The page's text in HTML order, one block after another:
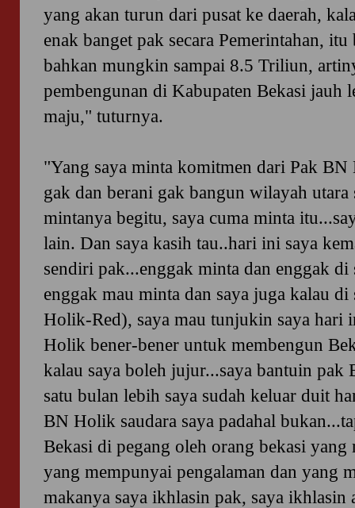
yang akan turun dari pusat ke daerah,
enak banget pak secara Pemerintahan,
bahkan mungkin sampai 8.5 Triliun,
pembengunan di Kabupaten Bekasi jauh
maju," tuturnya.
"Yang saya minta komitmen dari Pak
gak dan berani gak bangun wilayah utara
mintanya begitu, saya cuma minta
lain. Dan saya kasih tau..hari ini saya
sendiri pak...enggak minta dan enggak di
enggak mau minta dan saya juga kalau
Holik-Red), saya mau tunjukin saya hari
Holik bener-bener untuk membengun
kalau saya boleh jujur...saya bantuin
satu bulan lebih saya sudah keluar duit
BN Holik saudara saya padahal
Bekasi di pegang oleh orang bekasi
yang mempunyai pengalaman dan yang
makanya saya ikhlasin pak, saya ikhlasin